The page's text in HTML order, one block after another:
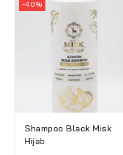
-40%
Shampoo Black Misk
Hijab